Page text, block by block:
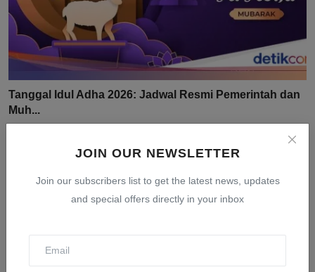
JOIN OUR NEWSLETTER
Join our subscribers list to get the latest news, updates
and special offers directly in your inbox
Tanggal Idul Adha 2026: Jadwal Resmi Pemerintah dan
Muh...